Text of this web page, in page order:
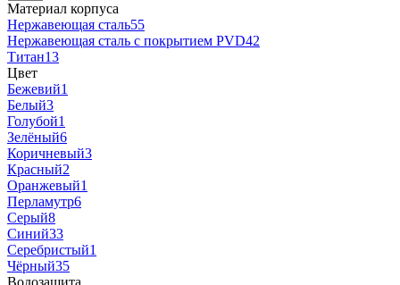
Материал корпуса
Нержавеющая сталь55
Нержавеющая сталь с покрытием PVD42
Титан13
Цвет
Бежевий1
Белый3
Голубой1
Зелёный6
Коричневый3
Красный2
Оранжевый1
Перламутр6
Серый8
Синий33
Серебристый1
Чёрный35